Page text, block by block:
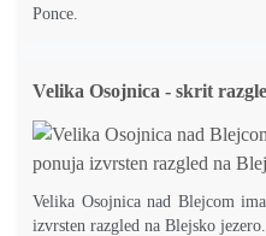
Ponce.
Velika Osojnica - skrit
Velika Osojnica nad Blejcom
izvrsten razgled na Blejsko jezero.